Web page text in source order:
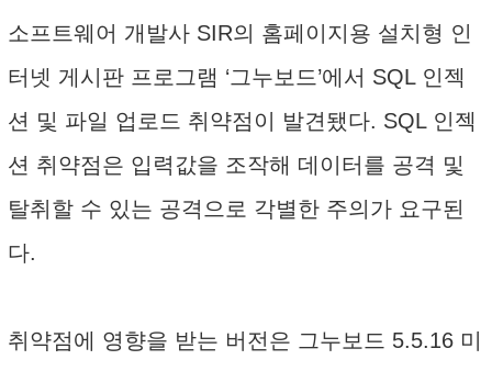
소프트웨어 개발사 SIR의 홈페이지용 설치형 인
터넷 게시판 프로그램 ‘그누보드’에서 SQL 인젝
션 및 파일 업로드 취약점이 발견됐다. SQL 인젝
션 취약점은 입력값을 조작해 데이터를 공격 및
탈취할 수 있는 공격으로 각별한 주의가 요구된
다.
취약점에 영향을 받는 버전은 그누보드 5.5.16 미